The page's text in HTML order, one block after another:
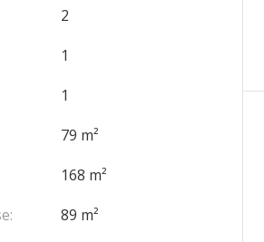
- € Aucune procédure en
2
1
1
79 m²
168 m²
89 m²